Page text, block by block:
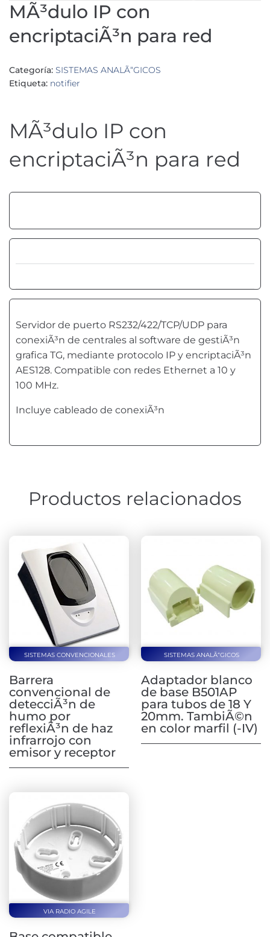
MÃ³dulo IP con
encriptaciÃ³n para red
Categoría: SISTEMAS ANALÃ“GICOS
Etiqueta: notifier
MÃ³dulo IP con
encriptaciÃ³n para red
Servidor de puerto RS232/422/TCP/UDP para
conexiÃ³n de centrales al software de gestiÃ³n
grafica TG, mediante protocolo IP y encriptaciÃ³n
AES128. Compatible con redes Ethernet a 10 y
100 MHz.
Incluye cableado de conexiÃ³n
Productos relacionados
SISTEMAS CONVENCIONALES
Barrera
convencional de
detecciÃ³n de
humo por
reflexiÃ³n de haz
infrarrojo con
emisor y receptor
SISTEMAS ANALÃ“GICOS
Adaptador blanco
de base B501AP
para tubos de 18 Y
20mm. TambiÃ©n
en color marfil (-IV)
VIA RADIO AGILE